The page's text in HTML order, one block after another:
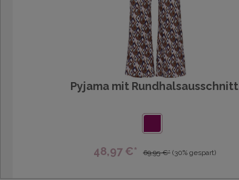
Pyjama mit Rundhalsausschnitt
48,97 €* 69,95 €* (30% gespart)